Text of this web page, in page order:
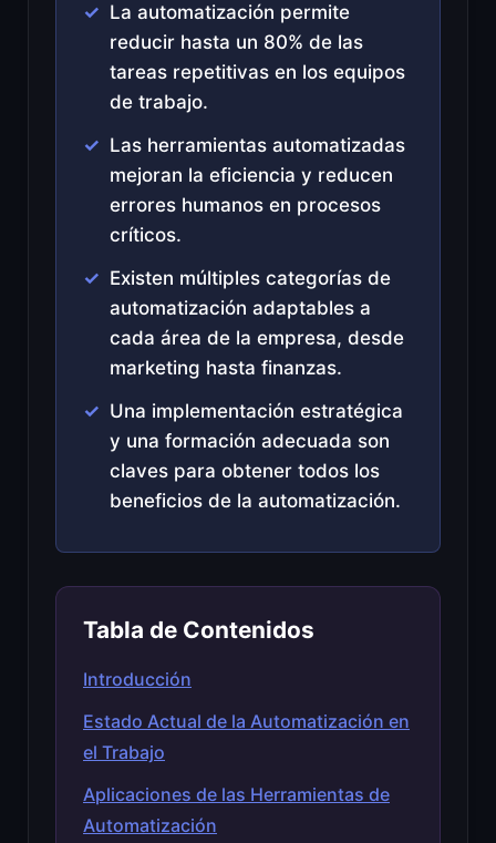
La automatización permite
reducir hasta un 80% de las
tareas repetitivas en los equipos
de trabajo.
Las herramientas automatizadas
mejoran la eficiencia y reducen
errores humanos en procesos
críticos.
Existen múltiples categorías de
automatización adaptables a
cada área de la empresa, desde
marketing hasta finanzas.
Una implementación estratégica
y una formación adecuada son
claves para obtener todos los
beneficios de la automatización.
Tabla de Contenidos
Introducción
Estado Actual de la Automatización en
el Trabajo
Aplicaciones de las Herramientas de
Automatización